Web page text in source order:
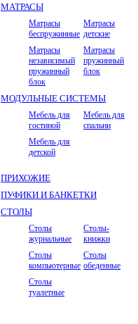
МАТРАСЫ
Матрасы
беспружинные
Матрасы
детские
Матрасы
независимый
пружинный
блок
Матрасы
пружинный
блок
МОДУЛЬНЫЕ СИСТЕМЫ
Мебель для
гостиной
Мебель для
спальни
Мебель для
детской
ПРИХОЖИЕ
ПУФИКИ И БАНКЕТКИ
СТОЛЫ
Столы
журнальные
Столы-
книжки
Столы
компьютерные
Столы
обеденные
Столы
туалетные